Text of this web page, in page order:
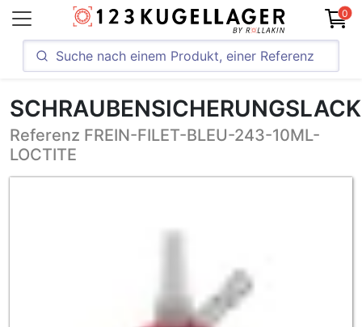
0
SCHRAUBENSICHERUNGSLACK
Referenz FREIN-FILET-BLEU-243-10ML-
LOCTITE